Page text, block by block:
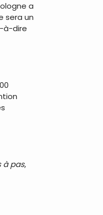
a
sera un
à-dire
à pas,